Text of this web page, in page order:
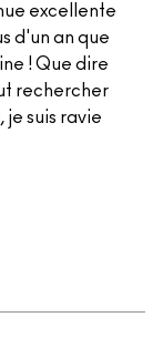
excellente
d'un an que
! Que dire
rechercher
je suis ravie